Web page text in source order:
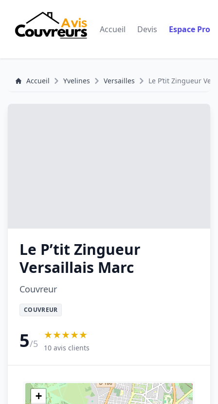
Accueil Devis Espace Pro
Accueil Yvelines Versailles Le P’tit Zingueur
Le P’tit Zingueur
Versaillais Marc
Couvreur
COUVREUR
5/5
★★★★★
10 avis clients
+